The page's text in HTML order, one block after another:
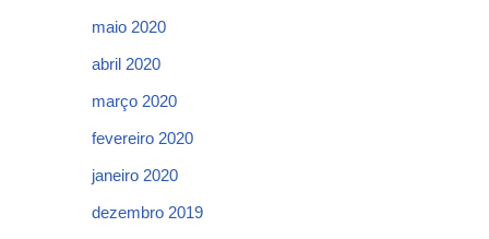
maio 2020
abril 2020
março 2020
fevereiro 2020
janeiro 2020
dezembro 2019